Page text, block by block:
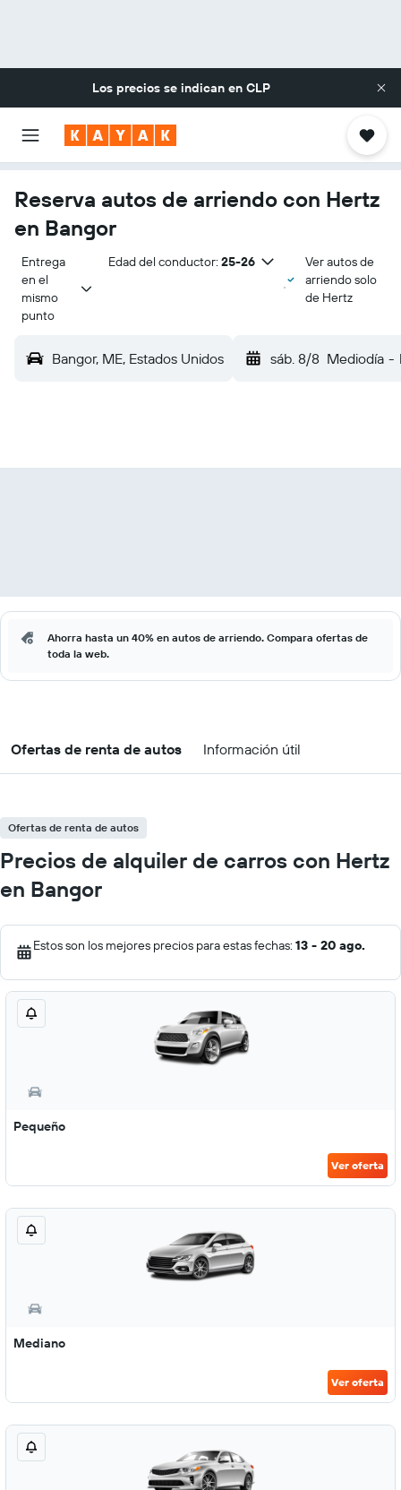
Los precios se indican en CLP
Reserva autos de arriendo con Hertz
en Bangor
Entrega
en el
mismo
punto
Edad del conductor: 25-26
Ver autos de
arriendo solo
de Hertz
Bangor, ME, Estados Unidos sáb. 8/8 Mediodía -
Ahorra hasta un 40% en autos de arriendo. Compara ofertas de
toda la web.
Ofertas de renta de autos Información útil
Ofertas de renta de autos
Precios de alquiler de carros con Hertz
en Bangor
Estos son los mejores precios para estas fechas: 13 - 20 ago.
Pequeño
Ver oferta
Mediano
Ver oferta